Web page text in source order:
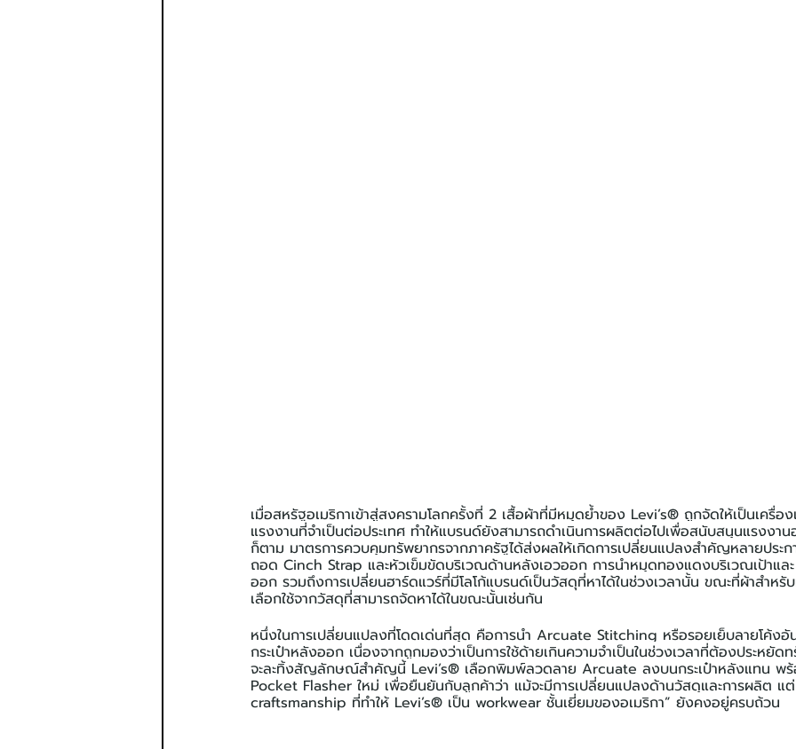
เมื่อสหรัฐอเมริกาเข้าสู่สงครามโลกครั้งที่ 2 เสื้อผ้าที่มีหมุดย้ำของ Levi’s® ถูกจัดให้เป็นเครื่อ
แรงงานที่จำเป็นต่อประเทศ ทำให้แบรนด์ยังสามารถดำเนินการผลิตต่อไปเพื่อสนับสนุนแรงงาน
ก็ตาม มาตรการควบคุมทรัพยากรจากภาครัฐได้ส่งผลให้เกิดการเปลี่ยนแปลงสำคัญหลายประกา
ถอด Cinch Strap และหัวเข็มขัดบริเวณด้านหลังเอวออก การนำหมุดทองแดงบริเวณเป้าแ
ออก รวมถึงการเปลี่ยนฮาร์ดแวร์ที่มีโลโก้แบรนด์เป็นวัสดุที่หาได้ในช่วงเวลานั้น ขณะที่ผ้าสำหรั
เลือกใช้จากวัสดุที่สามารถจัดหาได้ในขณะนั้นเช่นกัน
หนึ่งในการเปลี่ยนแปลงที่โดดเด่นที่สุด คือการนำ Arcuate Stitching หรือรอยเย็บลายโค้ง
กระเป๋าหลังออก เนื่องจากถูกมองว่าเป็นการใช้ด้ายเกินความจำเป็นในช่วงเวลาที่ต้องประหยั
จะละทิ้งสัญลักษณ์สำคัญนี้ Levi’s® เลือกพิมพ์ลวดลาย Arcuate ลงบนกระเป๋าหลังแทน พ
Pocket Flasher ใหม่ เพื่อยืนยันกับลูกค้าว่า แม้จะมีการเปลี่ยนแปลงด้านวัสดุและการผลิต
craftsmanship ที่ทำให้ Levi’s® เป็น workwear ชั้นเยี่ยมของอเมริกา” ยังคงอยู่ครบถ้วน